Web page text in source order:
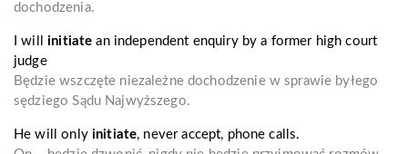
dochodzenia.
I willinitiate an independent enquiry by a former high court
judge
Będzie wszczęte niezależne dochodzenie w sprawie byłego
sędziego Sądu Najwyższego.
He will only initiate, never accept, phone calls.